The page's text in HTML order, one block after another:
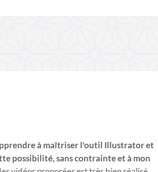
à maîtriser l'outil Illustrator et
possibilité, sans contrainte et à mon